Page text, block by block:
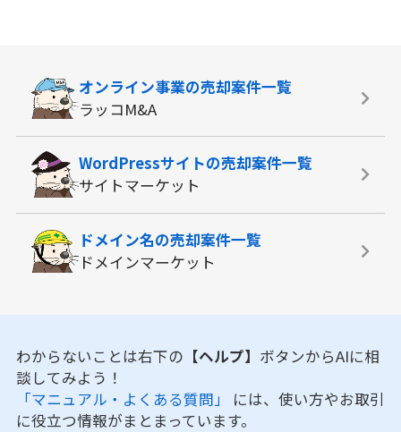
オンライン事業の売却案件一覧
ラッコM&A
WordPressサイトの売却案件一覧
サイトマーケット
ドメイン名の売却案件一覧
ドメインマーケット
わからないことは右下の 【ヘルプ】 ボタンからAIに相
談してみよう！
「マニュアル・よくある質問」 には、使い方やお取引
に役立つ情報がまとまっています。